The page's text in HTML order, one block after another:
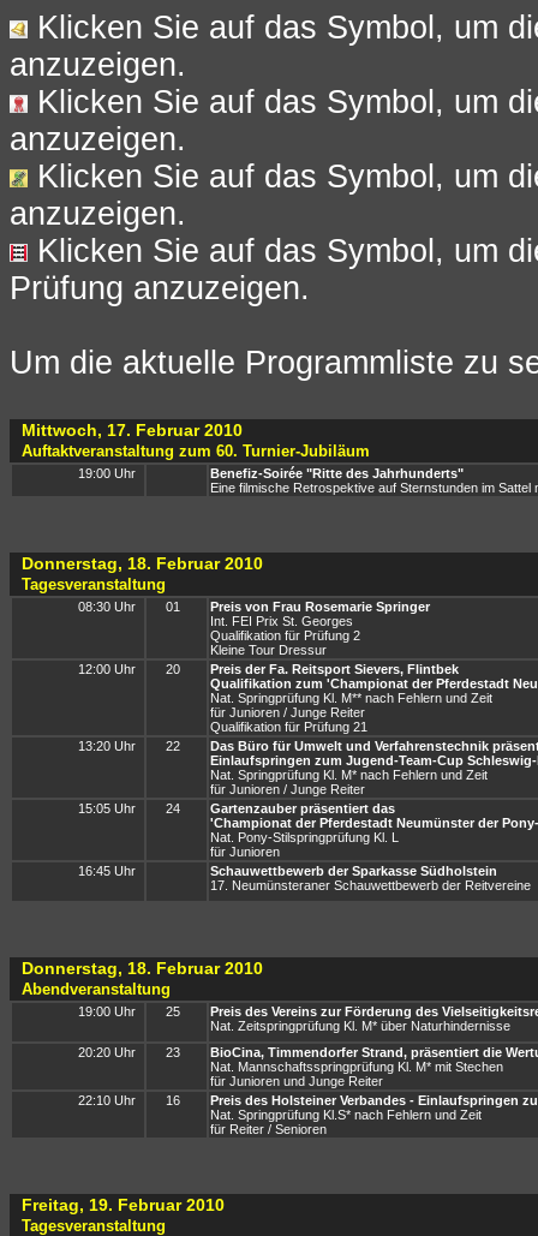
Klicken Sie auf das Symbol, um
anzuzeigen.
Klicken Sie auf das Symbol, um
anzuzeigen.
Klicken Sie auf das Symbol, um
anzuzeigen.
Klicken Sie auf das Symbol, um
Prüfung anzuzeigen.
Um die aktuelle Programmliste zu
Mittwoch, 17. Februar 2010
Auftaktveranstaltung zum 60. Turnier-Jubiläum
19:00 Uhr
Benefiz-Soirée "Ritte des Jahrhunderts"
Eine filmische Retrospektive auf Sternstunden im Sattel
Donnerstag, 18. Februar 2010
Tagesveranstaltung
08:30 Uhr 01
Preis von Frau Rosemarie Springer
Int. FEI Prix St. Georges
Qualifikation für Prüfung 2
Kleine Tour Dressur
12:00 Uhr
20
Preis der Fa. Reitsport Sievers, Flintbek
Qualifikation zum 'Championat der Pferdestadt
Nat. Springprüfung Kl. M** nach Fehlern und Zeit
für Junioren / Junge Reiter
Qualifikation für Prüfung 21
13:20 Uhr
22
Das Büro für Umwelt und Verfahrenstechnik
Einlaufspringen zum Jugend-Team-Cup
Nat. Springprüfung Kl. M* nach Fehlern und Zeit
für Junioren / Junge Reiter
15:05 Uhr
24
Gartenzauber präsentiert das
'Championat der Pferdestadt Neumünster der
Nat. Pony-Stilspringprüfung Kl. L
für Junioren
16:45 Uhr
Schauwettbewerb der Sparkasse Südholstein
17. Neumünsteraner Schauwettbewerb der Reitvereine
Donnerstag, 18. Februar 2010
Abendveranstaltung
19:00 Uhr 25
Preis des Vereins zur Förderung des
Nat. Zeitspringprüfung Kl. M* über Naturhindernisse
20:20 Uhr
23
BioCina, Timmendorfer Strand, präsentiert die
Nat. Mannschaftsspringprüfung Kl. M* mit Stechen
für Junioren und Junge Reiter
22:10 Uhr
16
Preis des Holsteiner Verbandes - Einlaufspringen
Nat. Springprüfung Kl.S* nach Fehlern und Zeit
für Reiter / Senioren
Freitag, 19. Februar 2010
Tagesveranstaltung